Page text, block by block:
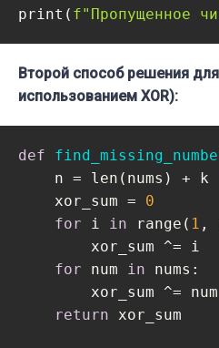
print( f"Пропущенное
Второй способ решения
использованием XOR):
def
    n = len(nums) + k
    xor_sum =
0
for i in range( 1 ,
        xor_sum ^= i
for num in nums:
        xor_sum ^= num
return xor_sum